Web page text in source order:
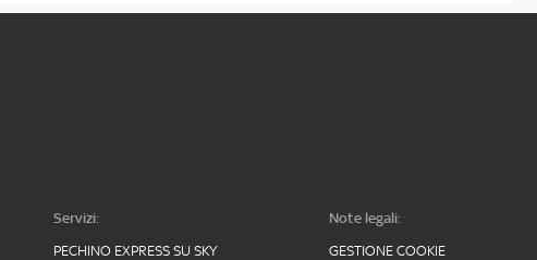
Servizi:
PECHINO EXPRESS SU SKY
Note legali:
GESTIONE COOKIE